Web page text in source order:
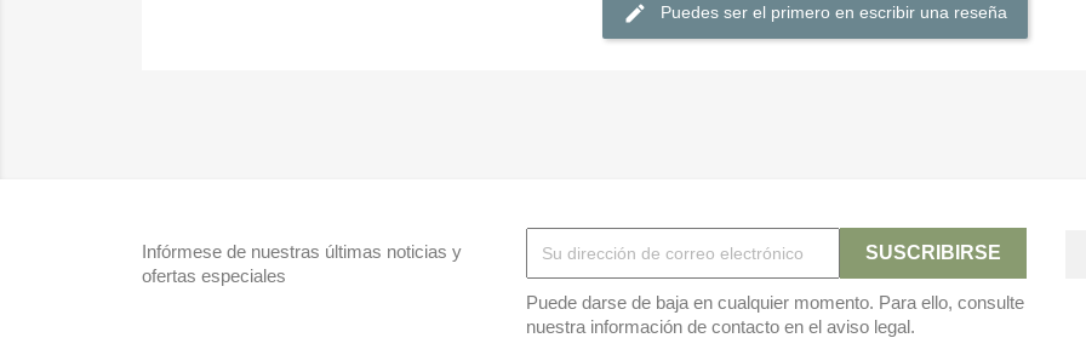
Puedes ser el primero en escribir una reseña
Infórmese de nuestras últimas noticias y
ofertas especiales
Puede darse de baja en cualquier momento. Para ello, consulte
nuestra información de contacto en el aviso legal.